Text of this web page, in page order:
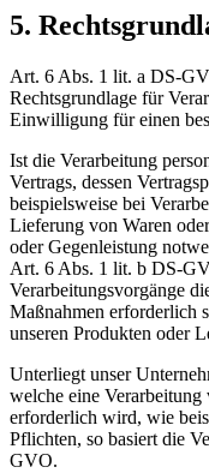
5.
Art. 6 Abs. 1 lit. a DS-
Rechtsgrundlage für
Einwilligung für einen
Ist die Verarbeitung
Vertrags, dessen
beispielsweise bei
Lieferung von Waren
oder Gegenleistung
Art. 6 Abs. 1 lit. b DS-
Verarbeitungsvorgänge
Maßnahmen erforderlich
unseren Produkten oder
Unterliegt unser
welche eine Verarbeitung
erforderlich wird, wie
Pflichten, so basiert die
GVO.